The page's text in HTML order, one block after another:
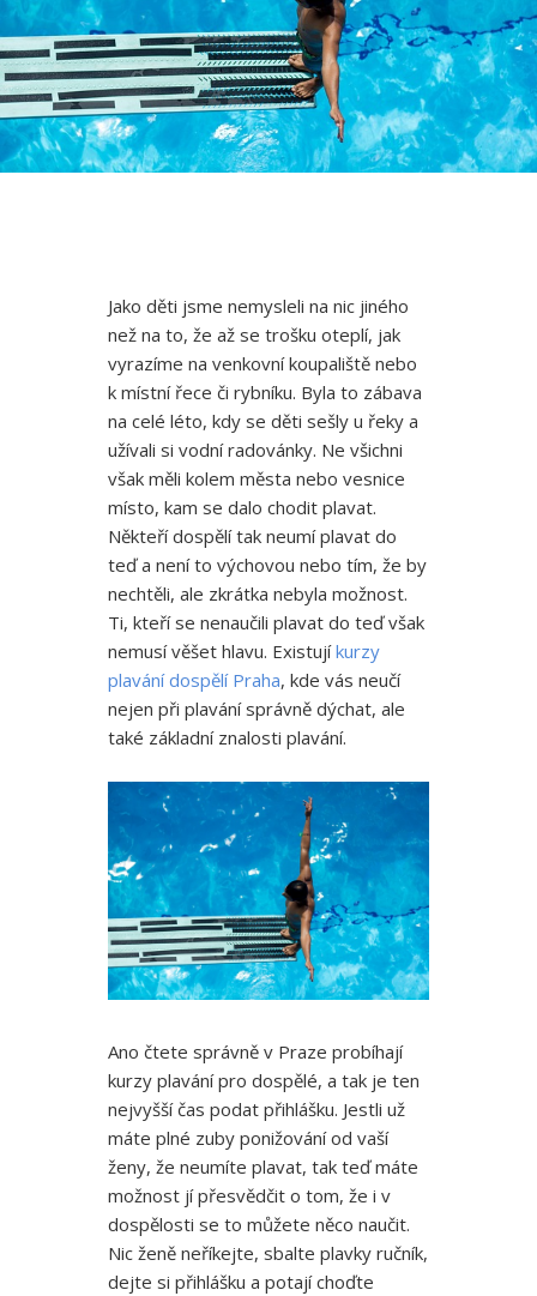
Jako děti jsme nemysleli na nic jiného
než na to, že až se trošku oteplí, jak
vyrazíme na venkovní koupaliště nebo
k místní řece či rybníku. Byla to zábava
na celé léto, kdy se děti sešly u řeky a
užívali si vodní radovánky. Ne všichni
však měli kolem města nebo vesnice
místo, kam se dalo chodit plavat.
Někteří dospělí tak neumí plavat do
teď a není to výchovou nebo tím, že by
nechtěli, ale zkrátka nebyla možnost.
Ti, kteří se nenaučili plavat do teď však
nemusí věšet hlavu. Existujíkurzy
plavání dospělí Praha, kde vás neučí
nejen při plavání správně dýchat, ale
také základní znalosti plavání.
Ano čtete správně v Praze probíhají
kurzy plavání pro dospělé, a tak je ten
nejvyšší čas podat přihlášku. Jestli už
máte plné zuby ponižování od vaší
ženy, že neumíte plavat, tak teď máte
možnost jí přesvědčit o tom, že i v
dospělosti se to můžete něco naučit.
Nic ženě neříkejte, sbalte plavky ručník,
dejte si přihlášku a potají choďte